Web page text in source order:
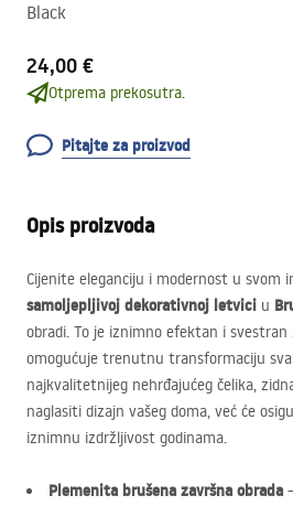
Black
24,00 €
Otprema prekosutra.
Pitajte za proizvod
Opis proizvoda
Cijenite eleganciju i modernost u svom
samoljepljivoj dekorativnoj letvici u
obradi. To je iznimno efektan i
omogućuje trenutnu transformaciju
najkvalitetnijeg nehrđajućeg čelika,
naglasiti dizajn vašeg doma, već će
iznimnu izdržljivost godinama.
Plemenita brušena završna obrada